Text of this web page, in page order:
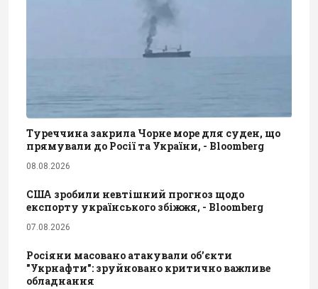
Туреччина закрила Чорне море для суден, що
прямували до Росії та України, - Bloomberg
08.08.2026
США зробили невтішний прогноз щодо
експорту українського збіжжя, - Bloomberg
07.08.2026
Росіяни масовано атакували обʼєкти
"Укрнафти": зруйновано критично важливе
обладнання